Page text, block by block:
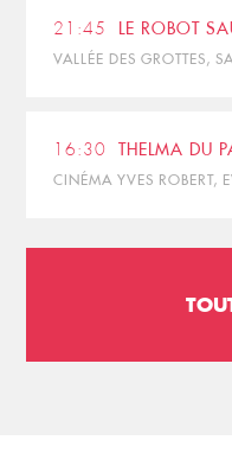
21:45 LE ROBOT
VALLÉE DES GROTTES,
16:30 THELMA DU
CINÉMA YVES ROBERT,